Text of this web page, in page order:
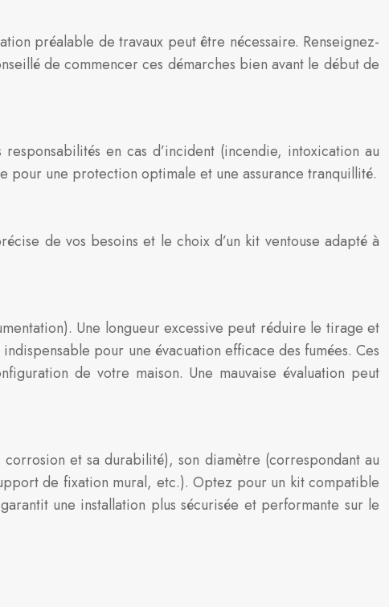
préalable de travaux peut être nécessaire. Renseignez-
de commencer ces démarches bien avant le début de
en cas d’incident (incendie, intoxication au
pour une protection optimale et une assurance tranquillité.
de vos besoins et le choix d’un kit ventouse adapté à
Une longueur excessive peut réduire le tirage et
pour une évacuation efficace des fumées. Ces
de votre maison. Une mauvaise évaluation peut
et sa durabilité), son diamètre (correspondant au
de fixation mural, etc.). Optez pour un kit compatible
une installation plus sécurisée et performante sur le